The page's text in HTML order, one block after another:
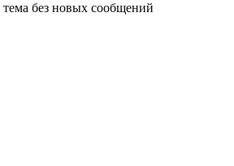
без новых сообщений